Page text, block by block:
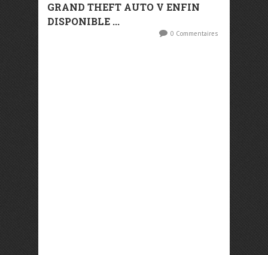
GRAND THEFT AUTO V ENFIN
DISPONIBLE ...
0 Commentaires